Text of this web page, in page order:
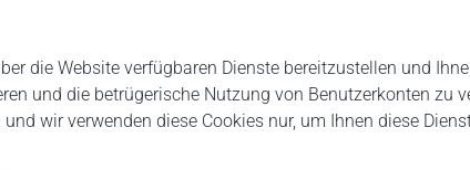
die Website verfügbaren Dienste bereitzustellen und
und die betrügerische Nutzung von Benutzerkonten zu
wir verwenden diese Cookies nur, um Ihnen diese